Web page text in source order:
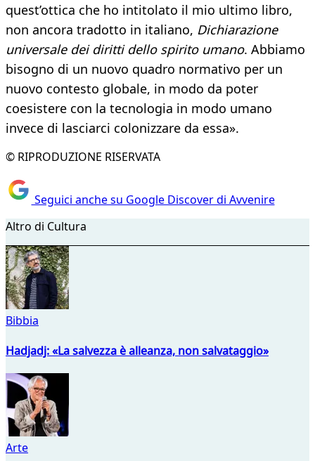
quest’ottica che ho intitolato il mio ultimo libro,
non ancora tradotto in italiano, Dichiarazione
universale dei diritti dello spirito umano. Abbiamo
bisogno di un nuovo quadro normativo per un
nuovo contesto globale, in modo da poter
coesistere con la tecnologia in modo umano
invece di lasciarci colonizzare da essa».
© RIPRODUZIONE RISERVATA
Seguici anche su Google Discover di Avvenire
Altro di Cultura
Bibbia
Hadjadj: «La salvezza è alleanza, non salvataggio»
Arte